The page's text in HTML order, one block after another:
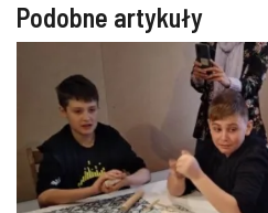
Podobne artykuły